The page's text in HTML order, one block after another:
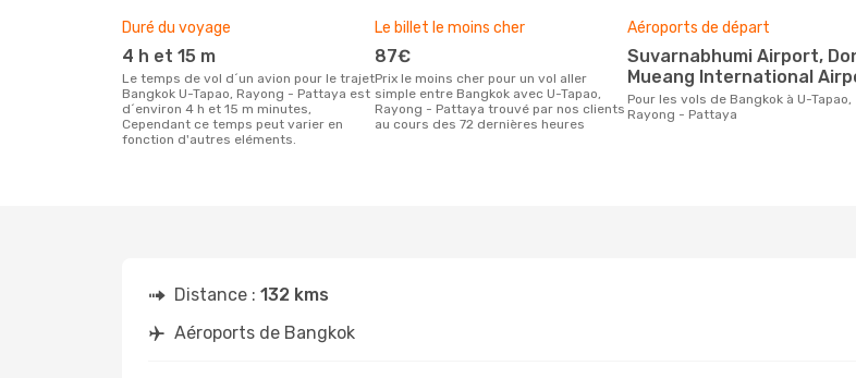
Duré du voyage
4 h et 15 m
Le temps de vol d´un avion pour le trajet
Bangkok U-Tapao, Rayong - Pattaya est
d´environ 4 h et 15 m minutes,
Cependant ce temps peut varier en
fonction d'autres eléments.
Le billet le moins cher
87€
Prix le moins cher pour un vol aller
simple entre Bangkok avec U-Tapao,
Rayong - Pattaya trouvé par nos clients
au cours des 72 dernières heures
Aéroports de départ
Suvarnabhumi Airport, Don
Mueang International
Pour les vols de Bangkok à U-Tapao,
Rayong - Pattaya
Distance : 132 kms
Aéroports de Bangkok